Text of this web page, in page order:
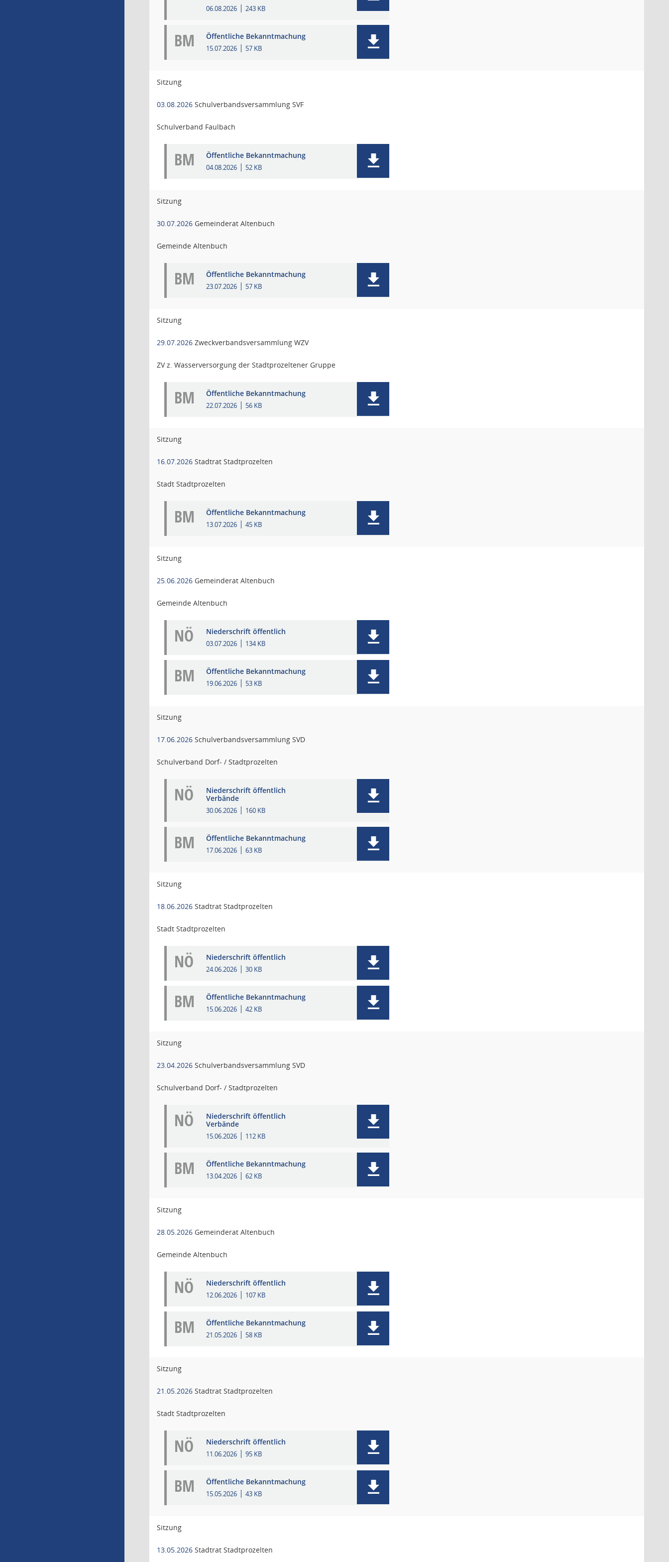
06.08.2026 243 KB
BM Öffentliche Bekanntmachung
15.07.2026 57 KB
Sitzung
03.08.2026 Schulverbandsversammlung SVF
Schulverband Faulbach
BM Öffentliche Bekanntmachung
04.08.2026 52 KB
Sitzung
30.07.2026 Gemeinderat Altenbuch
Gemeinde Altenbuch
BM Öffentliche Bekanntmachung
23.07.2026 57 KB
Sitzung
29.07.2026 Zweckverbandsversammlung WZV
ZV z. Wasserversorgung der Stadtprozeltener Gruppe
BM Öffentliche Bekanntmachung
22.07.2026 56 KB
Sitzung
16.07.2026 Stadtrat Stadtprozelten
Stadt Stadtprozelten
BM Öffentliche Bekanntmachung
13.07.2026 45 KB
Sitzung
25.06.2026 Gemeinderat Altenbuch
Gemeinde Altenbuch
NÖ Niederschrift öffentlich
03.07.2026 134 KB
BM Öffentliche Bekanntmachung
19.06.2026 53 KB
Sitzung
17.06.2026 Schulverbandsversammlung SVD
Schulverband Dorf- / Stadtprozelten
NÖ
Niederschrift öffentlich
Verbände
30.06.2026 160 KB
BM Öffentliche Bekanntmachung
17.06.2026 63 KB
Sitzung
18.06.2026 Stadtrat Stadtprozelten
Stadt Stadtprozelten
NÖ Niederschrift öffentlich
24.06.2026 30 KB
BM Öffentliche Bekanntmachung
15.06.2026 42 KB
Sitzung
23.04.2026 Schulverbandsversammlung SVD
Schulverband Dorf- / Stadtprozelten
NÖ
Niederschrift öffentlich
Verbände
15.06.2026 112 KB
BM Öffentliche Bekanntmachung
13.04.2026 62 KB
Sitzung
28.05.2026 Gemeinderat Altenbuch
Gemeinde Altenbuch
NÖ Niederschrift öffentlich
12.06.2026 107 KB
BM Öffentliche Bekanntmachung
21.05.2026 58 KB
Sitzung
21.05.2026 Stadtrat Stadtprozelten
Stadt Stadtprozelten
NÖ Niederschrift öffentlich
11.06.2026 95 KB
BM Öffentliche Bekanntmachung
15.05.2026 43 KB
Sitzung
13.05.2026 Stadtrat Stadtprozelten